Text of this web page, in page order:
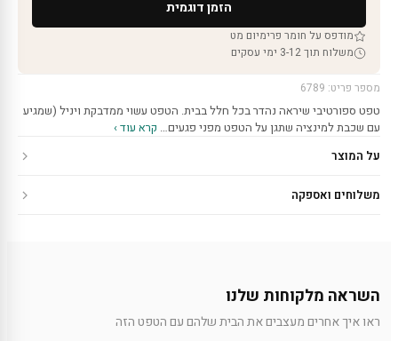
הזמן דוגמית
מודפס על חומר פרימיום מט
משלוח תוך 3-12 ימי עסקים
מספר פריט: 6789
טפט ספורטיבי שיראה נהדר בכל חלל בבית. הטפט עשוי ממדבקת ויניל (שמגיע
עם שכבת למינציה שתגן על הטפט מפני פגעים… קרא עוד ›
על המוצר
משלוחים ואספקה
השראה מלקוחות שלנו
ראו איך אחרים מעצבים את הבית שלהם עם הטפט הזה